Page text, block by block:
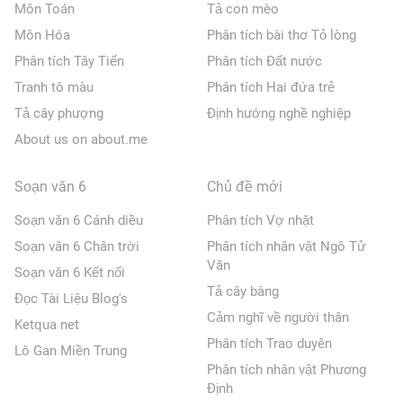
Môn Toán
Môn Hóa
Phân tích Tây Tiến
Tranh tô màu
Tả cây phượng
About us on about.me
Tả con mèo
Phân tích bài thơ Tỏ lòng
Phân tích Đất nước
Phân tích Hai đứa trẻ
Định hướng nghề nghiệp
Soạn văn 6
Soạn văn 6 Cánh diều
Soạn văn 6 Chân trời
Soạn văn 6 Kết nối
Đọc Tài Liệu Blog's
Ketqua net
Lô Gan Miền Trung
Chủ đề mới
Phân tích Vợ nhặt
Phân tích nhân vật Ngô Tử
Văn
Tả cây bàng
Cảm nghĩ về người thân
Phân tích Trao duyên
Phân tích nhân vật Phương
Định